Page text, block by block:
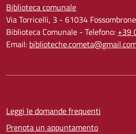
Biblioteca comunale
Via Torricelli, 3 - 61034 Fossombrone
Biblioteca Comunale - Telefono: +39
Email:
Leggi le domande frequenti
Prenota un appuntamento